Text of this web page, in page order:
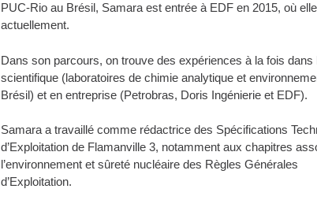
PUC-Rio au Brésil, Samara est entrée à EDF en 2015, où
actuellement.
Dans son parcours, on trouve des expériences à la fois dans
scientifique (laboratoires de chimie analytique et
Brésil) et en entreprise (Petrobras, Doris Ingénierie et EDF).
Samara a travaillé comme rédactrice des Spécifications
d’Exploitation de Flamanville 3, notamment aux chapitres
l’environnement et sûreté nucléaire des Règles Générales
d’Exploitation.